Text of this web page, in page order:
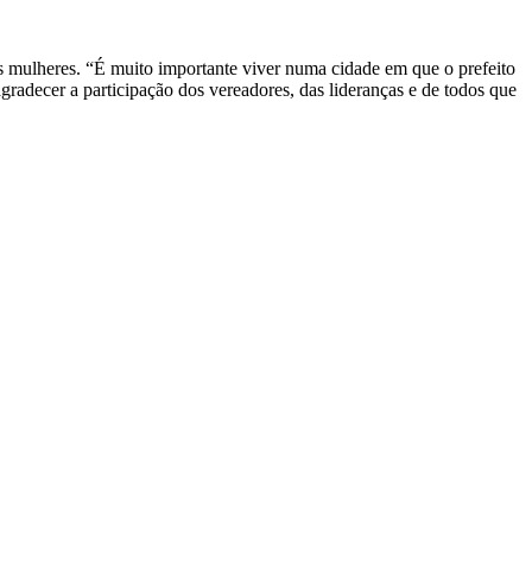
“É muito importante viver numa cidade em que o prefeito
a participação dos vereadores, das lideranças e de todos que